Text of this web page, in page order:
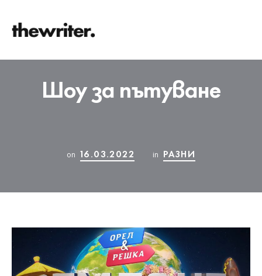
Шоу за пътуване
on 16.03.2022 in РАЗНИ